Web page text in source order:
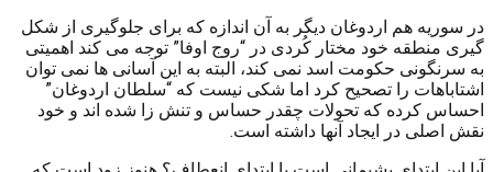
در سوریه هم اردوغان دیگر به آن اندازه که برای جلوگیری از شکل
گیری منطقه خود مختار کُردی در “روج اوفا” توجه می کند اهمیتی
به سرنگونی حکومت اسد نمی کند، البته به این آسانی ها نمی توان
اشتاباهات را تصحیح کرد اما شکی نیست که “سلطان اردوغان”
احساس کرده که تحولات چقدر حساس و تنش زا شده اند و خود
نقش اصلی در ایجاد آنها داشته است.